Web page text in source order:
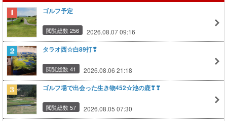
ゴルフ予定
閲覧総数 256 2026.08.07 09:16
タラオ西☆白89打❣
閲覧総数 41 2026.08.06 21:18
ゴルフ場で出会った生き物452☆池の鹿❣❣
閲覧総数 57 2026.08.05 07:30